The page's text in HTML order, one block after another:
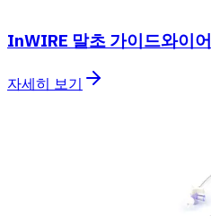
InWIRE 말초 가이드와이어
자세히 보기